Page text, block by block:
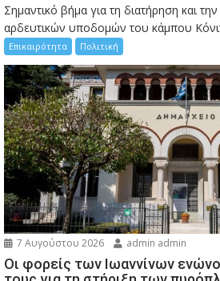
Σημαντικό βήμα για τη διατήρηση και
αρδευτικών υποδομών του κάμπου
Επικαιρότητα Πολιτική
7 Αυγούστου 2026 admin admin
Οι φορείς των Ιωαννίνων